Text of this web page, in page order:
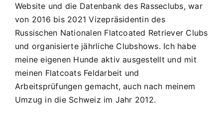
Website und die Datenbank des Rasseclubs, war
von 2016 bis 2021 Vizepräsidentin des
Russischen Nationalen Flatcoated Retriever Clubs
und organisierte jährliche Clubshows. Ich habe
meine eigenen Hunde aktiv ausgestellt und mit
meinen Flatcoats Feldarbeit und
Arbeitsprüfungen gemacht, auch nach meinem
Umzug in die Schweiz im Jahr 2012.